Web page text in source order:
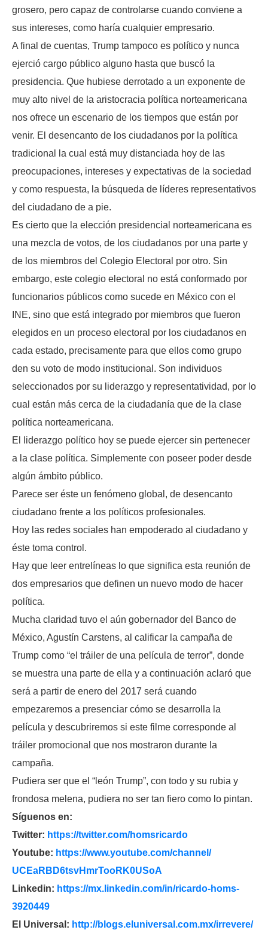
grosero, pero capaz de controlarse cuando conviene a
sus intereses, como haría cualquier empresario.
A final de cuentas, Trump tampoco es político y nunca
ejerció cargo público alguno hasta que buscó la
presidencia. Que hubiese derrotado a un exponente de
muy alto nivel de la aristocracia política norteamericana
nos ofrece un escenario de los tiempos que están por
venir. El desencanto de los ciudadanos por la política
tradicional la cual está muy distanciada hoy de las
preocupaciones, intereses y expectativas de la sociedad
y como respuesta, la búsqueda de líderes representativos
del ciudadano de a pie.
Es cierto que la elección presidencial norteamericana es
una mezcla de votos, de los ciudadanos por una parte y
de los miembros del Colegio Electoral por otro. Sin
embargo, este colegio electoral no está conformado por
funcionarios públicos como sucede en México con el
INE, sino que está integrado por miembros que fueron
elegidos en un proceso electoral por los ciudadanos en
cada estado, precisamente para que ellos como grupo
den su voto de modo institucional. Son individuos
seleccionados por su liderazgo y representatividad, por lo
cual están más cerca de la ciudadanía que de la clase
política norteamericana.
El liderazgo político hoy se puede ejercer sin pertenecer
a la clase política. Simplemente con poseer poder desde
algún ámbito público.
Parece ser éste un fenómeno global, de desencanto
ciudadano frente a los políticos profesionales.
Hoy las redes sociales han empoderado al ciudadano y
éste toma control.
Hay que leer entrelíneas lo que significa esta reunión de
dos empresarios que definen un nuevo modo de hacer
política.
Mucha claridad tuvo el aún gobernador del Banco de
México, Agustín Carstens, al calificar la campaña de
Trump como “el tráiler de una película de terror”, donde
se muestra una parte de ella y a continuación aclaró que
será a partir de enero del 2017 será cuando
empezaremos a presenciar cómo se desarrolla la
película y descubriremos si este filme corresponde al
tráiler promocional que nos mostraron durante la
campaña.
Pudiera ser que el “león Trump”, con todo y su rubia y
frondosa melena, pudiera no ser tan fiero como lo pintan.
Síguenos en:
Twitter: https://twitter.com/homsricardo
Youtube: https://www.youtube.com/channel/
UCEaRBD6tsvHmrTooRK0USoA
Linkedin: https://mx.linkedin.com/in/ricardo-homs-
3920449
El Universal: http://blogs.eluniversal.com.mx/irrevere/